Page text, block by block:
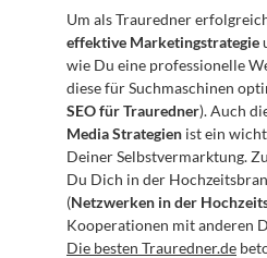
effektive Marketingstrategie
wie Du eine professionelle
diese für Suchmaschinen
SEO für Trauredner). Auch
Media Strategien ist ein
Deiner Selbstvermarktung.
Du Dich in der
(Netzwerken in der
Die besten Trauredner.de